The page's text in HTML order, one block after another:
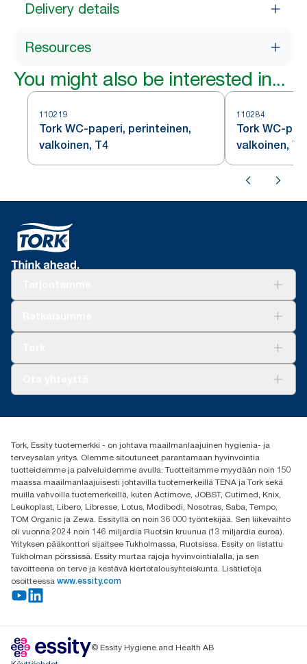
Delivery details
Resources
You might also be interested in...
110219
Tork WC-paperi, perinteinen,
valkoinen, T4
110284
Tork WC-
valkoinen, T4
(+358) 9 5068 8222
Oy Essity Finland Ab
Revontulenkuja 1
02100 Espoo
Tork, Essity tuotemerkki - on johtava maailmanlaajuinen hygienia- ja
terveysalan yritys. Olemme sitoutuneet parantamaan hyvinvointia
tuotteidemme ja palveluidemme avulla. Tuotteitamme myydään noin 150
maassa maailmanlaajuisesti johtavilla tuotemerkeillä TENA ja Tork sekä
muilla vahvoilla tuotemerkeillä, kuten Actimove, JOBST, Cutimed, Knix,
Leukoplast, Libero, Libresse, Lotus, Modibodi, Nosotras, Saba, Tempo,
TOM Organic ja Zewa. Essityllä on noin 36 000 työntekijää. Sen liikevaihto
oli vuonna 2024 noin 146 miljardia Ruotsin kruunua (13 miljardia euroa).
Yrityksen pääkonttori sijaitsee Tukholmassa, Ruotsissa. Essity on listattu
Tukholman pörssissä. Essity murtaa rajoja hyvinvointialalla, ja sen
tavoitteena on terve ja kestävä kiertotalousyhteiskunta. Lisätietoja
osoitteessa www.essity.com
© Essity Hygiene and Health AB